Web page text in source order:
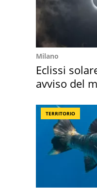
Milano
Eclissi
avviso del
TERRITORIO